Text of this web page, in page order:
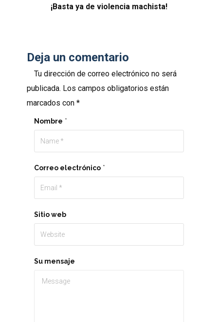
¡Basta ya de violencia machista!
Deja un comentario
Tu dirección de correo electrónico no será
publicada. Los campos obligatorios están
marcados con *
Nombre *
Correo electrónico *
Sitio web
Su mensaje